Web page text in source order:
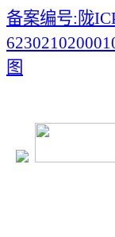
备案编号:陇
图